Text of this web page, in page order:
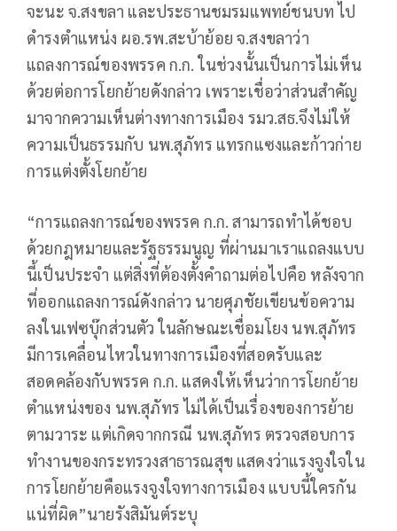
จะนะ จ.สงขลา และประธานชมรมแพทย์ชนบท ไป
ดำรงตำแหน่ง ผอ.รพ.สะบ้าย้อย จ.สงขลาว่า
แถลงการณ์ของพรรค ก.ก. ในช่วงนั้นเป็นการไม่เห็น
ด้วยต่อการโยกย้ายดังกล่าว เพราะเชื่อว่าส่วนสำคัญ
มาจากความเห็นต่างทางการเมือง รมว.สธ.จึงไม่ให้
ความเป็นธรรมกับ นพ.สุภัทร แทรกแซงและก้าวก่าย
การแต่งตั้งโยกย้าย
“การแถลงการณ์ของพรรค ก.ก. สามารถทำได้ชอบ
ด้วยกฎหมายและรัฐธรรมนูญ ที่ผ่านมาเราแถลงแบบ
นี้เป็นประจำ แต่สิ่งที่ต้องตั้งคำถามต่อไปคือ หลังจาก
ที่ออกแถลงการณ์ดังกล่าว นายศุภชัยเขียนข้อความ
ลงในเฟซบุ๊กส่วนตัว ในลักษณะเชื่อมโยง นพ.สุภัทร
มีการเคลื่อนไหวในทางการเมืองที่สอดรับและ
สอดคล้องกับพรรค ก.ก. แสดงให้เห็นว่าการโยกย้าย
ตำแหน่งของ นพ.สุภัทร ไม่ได้เป็นเรื่องของการย้าย
ตามวาระ แต่เกิดจากกรณี นพ.สุภัทร ตรวจสอบการ
ทำงานของกระทรวงสาธารณสุข แสดงว่าแรงจูงใจใน
การโยกย้ายคือแรงจูงใจทางการเมือง แบบนี้ใครกัน
แน่ที่ผิด”นายรังสิมันต์ระบุ